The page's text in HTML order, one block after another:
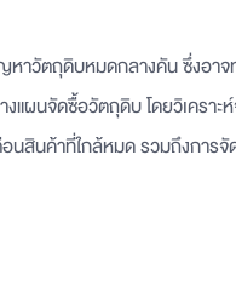
าวัตถุดิบหมดกลางคัน ซึ่งอา
ผนจัดซื้อวัตถุดิบ โดยวิเคราะ
นสินค้าที่ใกล้หมด รวมถึงการ